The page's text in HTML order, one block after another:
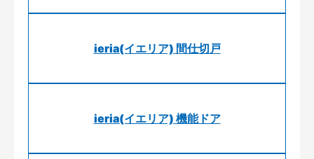
ieria(イエリア) 間仕切戸
ieria(イエリア) 機能ドア